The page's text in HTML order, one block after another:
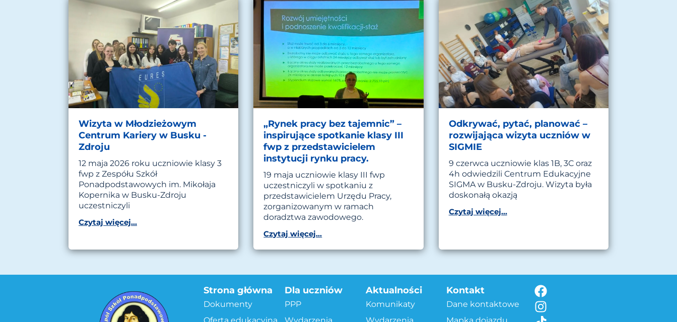
Wizyta w Młodzieżowym
Centrum Kariery w Busku -
Zdroju
12 maja 2026 roku uczniowie klasy 3
fwp z Zespółu Szkół
Ponadpodstawowych im. Mikołaja
Kopernika w Busku-Zdroju
uczestniczyli
Czytaj więcej...
„Rynek pracy bez tajemnic” –
inspirujące spotkanie klasy III
fwp z przedstawicielem
instytucji rynku pracy.
19 maja uczniowie klasy III fwp
uczestniczyli w spotkaniu z
przedstawicielem Urzędu Pracy,
zorganizowanym w ramach
doradztwa zawodowego.
Czytaj więcej...
Odkrywać, pytać, planować –
rozwijająca wizyta uczniów w
SIGMIE
9 czerwca uczniowie klas 1B, 3C oraz
4h odwiedzili Centrum Edukacyjne
SIGMA w Busku-Zdroju. Wizyta była
doskonałą okazją
Czytaj więcej...
Strona główna
Dokumenty
Oferta edukacyjna
Dla uczniów
PPP
Wydarzenia
Aktualności
Komunikaty
Wydarzenia
Kontakt
Dane kontaktowe
Mapka dojazdu